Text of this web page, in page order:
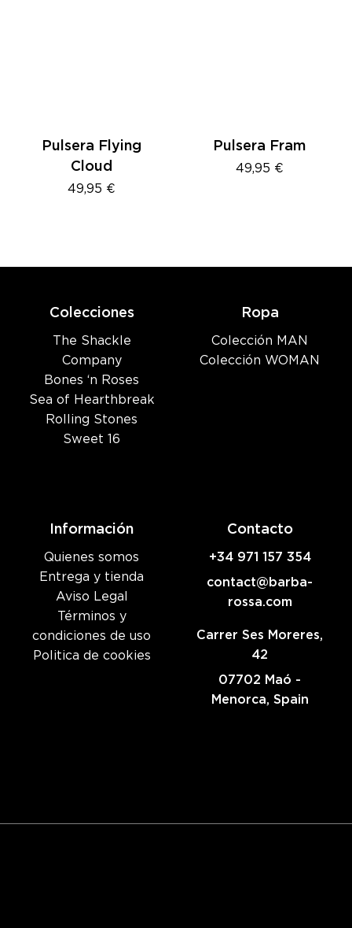
Pulsera Flying
Cloud
49,95 €
Pulsera Fram
49,95 €
Colecciones
The Shackle
Company
Bones ‘n Roses
Sea of Hearthbreak
Rolling Stones
Sweet 16
Ropa
Colección MAN
Colección WOMAN
Información
Quienes somos
Entrega y tienda
Aviso Legal
Términos y
condiciones de uso
Politica de cookies
Contacto
+34 971 157 354
contact@barba-
rossa.com
Carrer Ses Moreres,
42
07702 Maó -
Menorca, Spain